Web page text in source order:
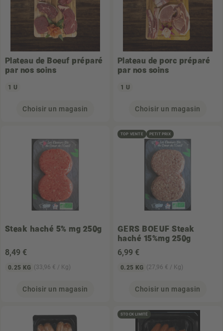
Plateau de Boeuf préparé
par nos soins
1 U
Choisir un magasin
Plateau de porc préparé
par nos soins
1 U
Choisir un magasin
Steak haché 5% mg 250g
8,49 €
0.25 KG (33,96 € / Kg)
Choisir un magasin
TOP VENTE PETIT PRIX
GERS BOEUF Steak
haché 15%mg 250g
6,99 €
0.25 KG (27,96 € / Kg)
Choisir un magasin
STOCK LIMITÉ